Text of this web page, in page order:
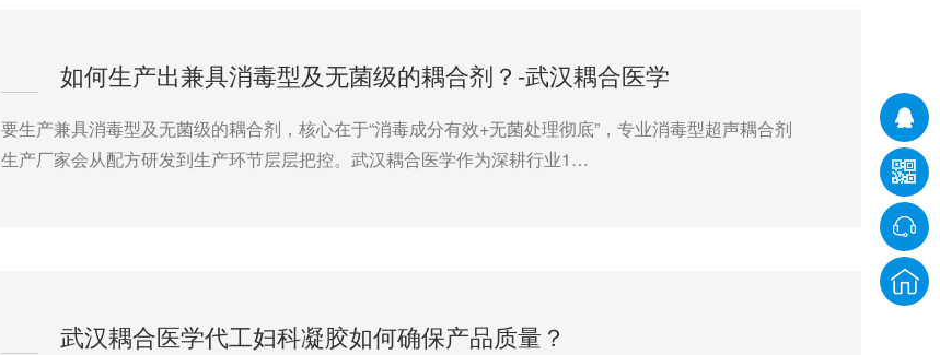
如何生产出兼具消毒型及无菌级的耦合剂？-武汉耦合医学
要生产兼具消毒型及无菌级的耦合剂，核心在于“消毒成分有效+无菌处理彻底”，专业消毒型超声耦合剂
生产厂家会从配方研发到生产环节层层把控。武汉耦合医学作为深耕行业1…
武汉耦合医学代工妇科凝胶如何确保产品质量？